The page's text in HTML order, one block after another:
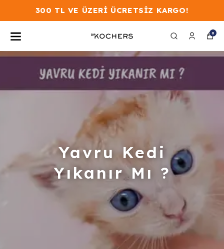
300 TL VE ÜZERİ ÜCRETSİZ KARGO!
0
Yavru Kedi
Yıkanır Mı ?